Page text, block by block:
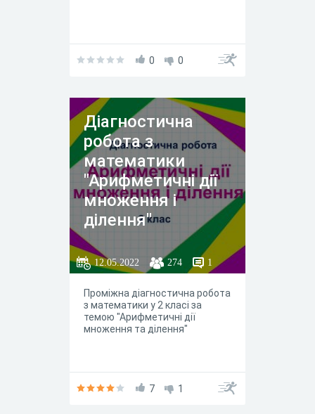
0 0
Діагностична
робота з
математики
"Арифметичні дії
множення і
ділення"
12.05.2022 274 1
Проміжна діагностична робота
з математики у 2 класі за
темою "Арифметичні дії
множення та ділення"
7 1